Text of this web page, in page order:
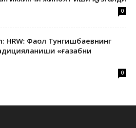
0
HRW: Фаол Тунгишбаевнинг
«ғазабни
0